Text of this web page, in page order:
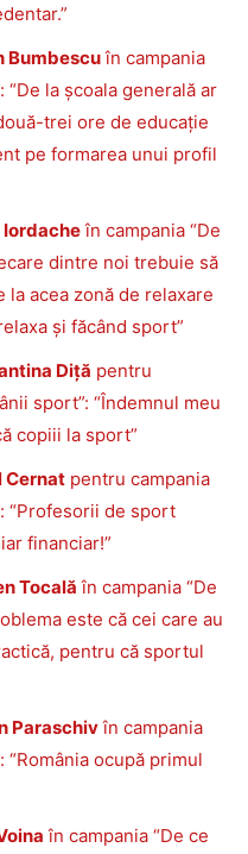
Bumbescuîn campania
“De la școala generală ar
trei ore de educație
pe formarea unui profil
Iordacheîn campania “De
dintre noi trebuie să
acea zonă de relaxare
și făcând sport”
Diță pentru
sport”: “Îndemnul meu
copiii la sport”
Cernat pentru campania
“Profesorii de sport
financiar!”
Tocală în campania “De
este că cei care au
pentru că sportul
Paraschivîn campania
“România ocupă primul
în campania “De ce